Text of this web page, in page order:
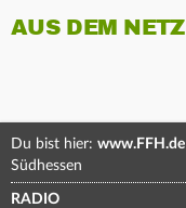
AUS DEM NETZ
Du bist hier: www.FFH.de
Südhessen
RADIO